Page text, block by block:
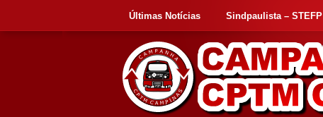
Últimas Notícias Sindpaulista – STEFP